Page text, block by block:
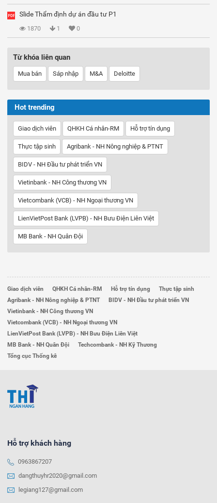
Slide Thẩm định dự án đầu tư P1
1870 1 0
Từ khóa liên quan
Mua bán Sáp nhập M&A Deloitte
Hot trending
Giao dịch viên QHKH Cá nhân-RM Hỗ trợ tín dụng
Thực tập sinh Agribank - NH Nông nghiệp & PTNT
BIDV - NH Đầu tư phát triển VN
Vietinbank - NH Công thương VN
Vietcombank (VCB) - NH Ngoại thương VN
LienVietPost Bank (LVPB) - NH Bưu Điện Liên Việt
MB Bank - NH Quân Đội
Giao dịch viên QHKH Cá nhân-RM Hỗ trợ tín dụng
Thực tập sinh
Agribank - NH Nông nghiệp & PTNT
BIDV - NH Đầu tư phát triển VN
Vietinbank - NH Công thương VN
Vietcombank (VCB) - NH Ngoại thương VN
LienVietPost Bank (LVPB) - NH Bưu Điện Liên Việt
MB Bank - NH Quân Đội
Techcombank - NH Kỹ Thương
Tổng cục Thống kê
Hỗ trợ khách hàng
0963867207
dangthuyhr2020@gmail.com
legiang127@gmail.com